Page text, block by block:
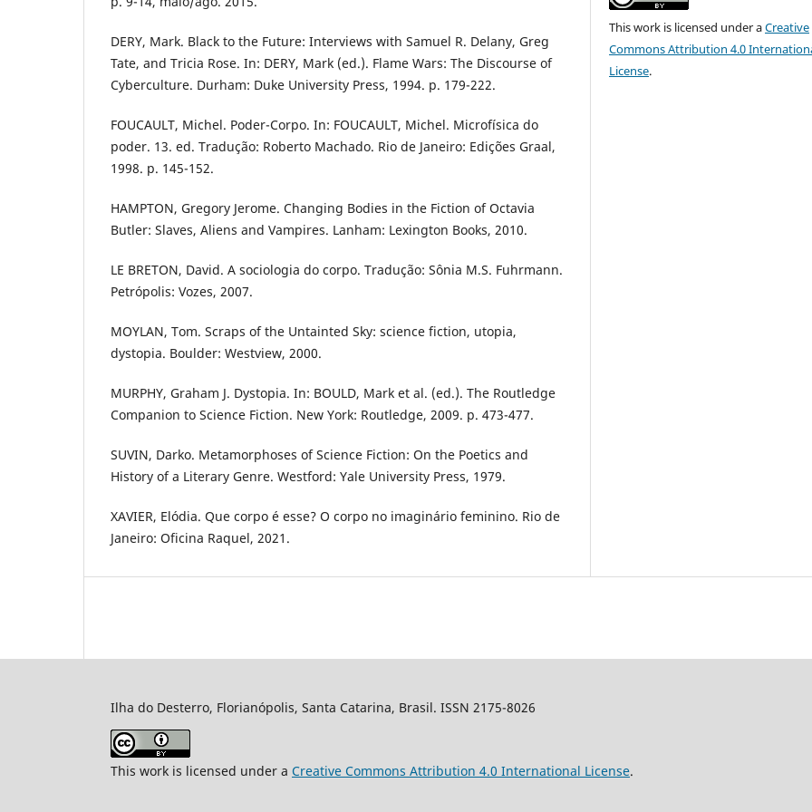
DERY, Mark. Black to the Future: Interviews with Samuel R. Delany, Greg
Tate, and Tricia Rose. In: DERY, Mark (ed.). Flame Wars: The Discourse of
Cyberculture. Durham: Duke University Press, 1994. p. 179-222.
FOUCAULT, Michel. Poder-Corpo. In: FOUCAULT, Michel. Microfísica do
poder. 13. ed. Tradução: Roberto Machado. Rio de Janeiro: Edições Graal,
1998. p. 145-152.
HAMPTON, Gregory Jerome. Changing Bodies in the Fiction of Octavia
Butler: Slaves, Aliens and Vampires. Lanham: Lexington Books, 2010.
LE BRETON, David. A sociologia do corpo. Tradução: Sônia M.S. Fuhrmann.
Petrópolis: Vozes, 2007.
MOYLAN, Tom. Scraps of the Untainted Sky: science fiction, utopia,
dystopia. Boulder: Westview, 2000.
MURPHY, Graham J. Dystopia. In: BOULD, Mark et al. (ed.). The Routledge
Companion to Science Fiction. New York: Routledge, 2009. p. 473-477.
SUVIN, Darko. Metamorphoses of Science Fiction: On the Poetics and
History of a Literary Genre. Westford: Yale University Press, 1979.
XAVIER, Elódia. Que corpo é esse? O corpo no imaginário feminino. Rio de
Janeiro: Oficina Raquel, 2021.
This work is licensed under aCreative
Commons Attribution 4.0
License.
Ilha do Desterro, Florianópolis, Santa Catarina, Brasil. ISSN 2175-8026
This work is licensed under a Creative Commons Attribution 4.0 International License.